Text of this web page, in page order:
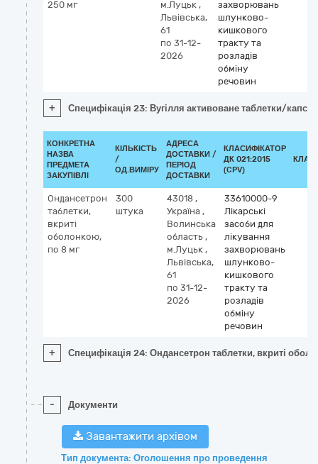
250 мг м.Луцьк ,
Львівська,
61
по 31-12-
2026
захворювань
шлунково-
кишкового
тракту та
розладів
обміну
речовин
+ Специфікація 23: Вугілля активоване таблетки/
КОНКРЕТНА
НАЗВА
ПРЕДМЕТА
ЗАКУПІВЛІ
КІЛЬКІСТЬ
/
ОД.ВИМІРУ
АДРЕСА
ДОСТАВКИ /
ПЕРІОД
ДОСТАВКИ
КЛАСИФІКАТОР
ДК 021:2015
(CPV)
Ондансетрон
таблетки,
вкриті
оболонкою,
по 8 мг
300
штука
43018 ,
Україна ,
Волинська
область ,
м.Луцьк ,
Львівська,
61
по 31-12-
2026
33610000-9
Лікарські
засоби для
лікування
захворювань
шлунково-
кишкового
тракту та
розладів
обміну
речовин
+ Специфікація 24: Ондансетрон таблетки, вкриті
- Документи
Завантажити архівом
Тип документа: Оголошення про проведення